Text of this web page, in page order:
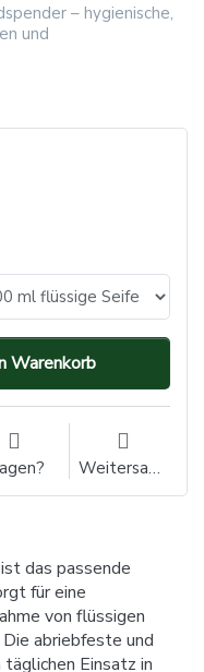
– hygienische,
und
Warenkorb
Weitersagen
das passende
für eine
von flüssigen
abriebfeste und
Einsatz in